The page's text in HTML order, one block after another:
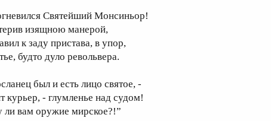
Святейший Монсиньор!
изящною манерой,
к заду пристава, в упор,
будто дуло револьвера.
был и есть лицо святое, -
курьер, - глумленье над судом!
ли вам оружие мирское?!”